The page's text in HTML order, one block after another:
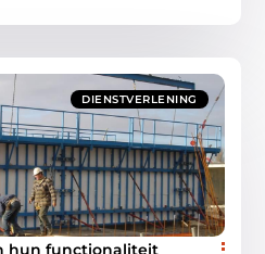
DIENSTVERLENING
hun functionaliteit